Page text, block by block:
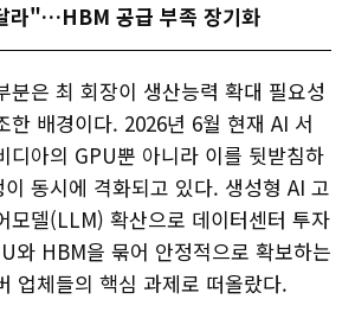
라"…HBM 공급 부족 장기화
분은 최 회장이 생산능력 확대 필요성
한 배경이다. 2026년 6월 현재 AI 서
디아의 GPU뿐 아니라 이를 뒷받침하
동시에 격화되고 있다. 생성형 AI 고
모델(LLM) 확산으로 데이터센터 투자
와 HBM을 묶어 안정적으로 확보하는
업체들의 핵심 과제로 떠올랐다.